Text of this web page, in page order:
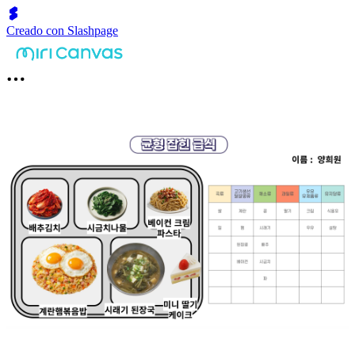
Creado con Slashpage